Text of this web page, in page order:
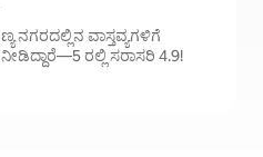
ನಗರದಲ್ಲಿನ ವಾಸ್ತವ್ಯಗಳಿಗೆ
ರಲ್ಲಿ ಸರಾಸರಿ 4.9!